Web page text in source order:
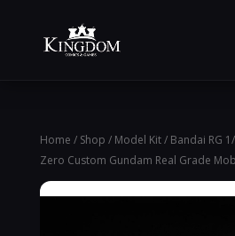
Home / Shop / Model Kit/ Bandai RG
Zero Custom Gundam Real Grade